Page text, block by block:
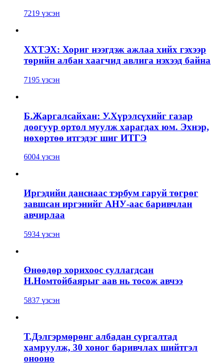
7219 үзсэн
ХХТЭХ: Хориг нээгдэж ажлаа хийх гэхээр
төрийн албан хаагчид авлига нэхээд байна
7195 үзсэн
Б.Жаргалсайхан: У.Хүрэлсүхийг газар
доогуур ортол муулж харагдах юм. Эхнэр,
нөхөртөө итгэдэг шиг ИТГЭ
6004 үзсэн
Иргэдийн данснаас тэрбум гаруй төгрөг
завшсан иргэнийг АНУ-аас баривчлан
авчирлаа
5934 үзсэн
Өнөөдөр хорихоос суллагдсан
Н.Номтойбаярыг аав нь тосож авчээ
5837 үзсэн
Т.Дэлгэрмөрөнг албадан сургалтад
хамруулж, 30 хоног баривчлах шийтгэл
онооно